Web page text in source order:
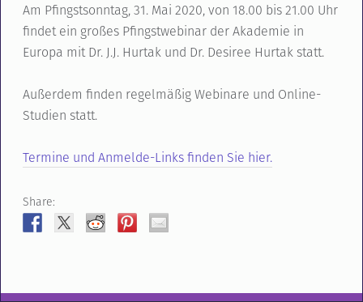
Am Pfingstsonntag, 31. Mai 2020, von 18.00 bis 21.00 Uhr
findet ein großes Pfingstwebinar der Akademie in
Europa mit Dr. J.J. Hurtak und Dr. Desiree Hurtak statt.
Außerdem finden regelmäßig Webinare und Online-
Studien statt.
Termine und Anmelde-Links finden Sie hier.
Share: